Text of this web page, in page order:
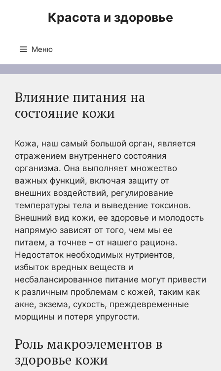
Красота и здоровье
Меню
Влияние питания на
состояние кожи
Кожа, наш самый большой орган, является
отражением внутреннего состояния
организма. Она выполняет множество
важных функций, включая защиту от
внешних воздействий, регулирование
температуры тела и выведение токсинов.
Внешний вид кожи, ее здоровье и молодость
напрямую зависят от того, чем мы ее
питаем, а точнее – от нашего рациона.
Недостаток необходимых нутриентов,
избыток вредных веществ и
несбалансированное питание могут привести
к различным проблемам с кожей, таким как
акне, экзема, сухость, преждевременные
морщины и потеря упругости.
Роль макроэлементов в
здоровье кожи